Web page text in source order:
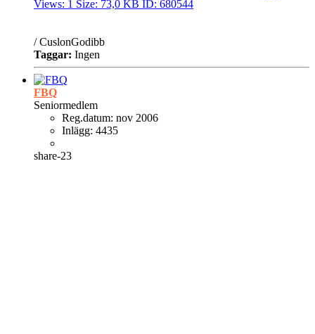
/ CuslonGodibb
Taggar: Ingen
FBQ
Seniormedlem
Reg.datum: nov 2006
Inlägg: 4435
share-23